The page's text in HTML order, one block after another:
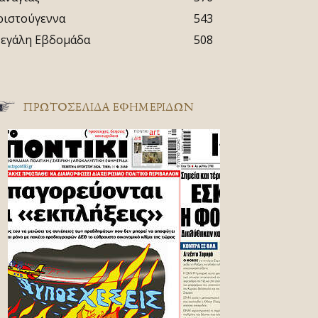
543
Εβδομάδα
508
ΠΡΩΤΟΣΈΛΙΔΑ ΕΦΗΜΕΡΊΔΩΝ